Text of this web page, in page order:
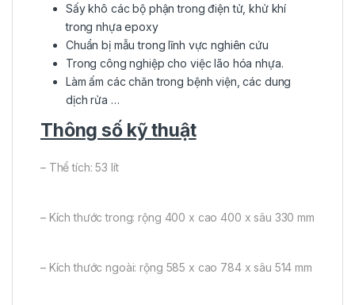
Sấy khô các bộ phận trong điện tử, khử khí
trong nhựa epoxy
Chuẩn bị mẫu trong lĩnh vực nghiên cứu
Trong công nghiệp cho việc lão hóa nhựa.
Làm ấm các chăn trong bệnh viện, các dung
dịch rửa …
Thông số kỹ thuật
– Thể tích: 53 lít
– Kích thước trong: rộng 400 x cao 400 x sâu 330 mm
– Kích thước ngoài: rộng 585 x cao 784 x sâu 514 mm